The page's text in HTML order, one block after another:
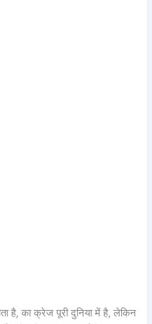
है, का क्रेज पूरी दुनिया में है, लेकिन